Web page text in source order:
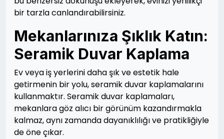
bir tarzla canlandırabilirsiniz.
Mekanlarınıza Şıklık Katın:
Seramik Duvar Kaplama
Ev veya iş yerlerini daha şık ve estetik hale
getirmenin bir yolu, seramik duvar kaplamalarını
kullanmaktır. Seramik duvar kaplamaları,
mekanlara göz alıcı bir görünüm kazandırmakla
kalmaz, aynı zamanda dayanıklılığı ve pratikliğiyle
de öne çıkar.